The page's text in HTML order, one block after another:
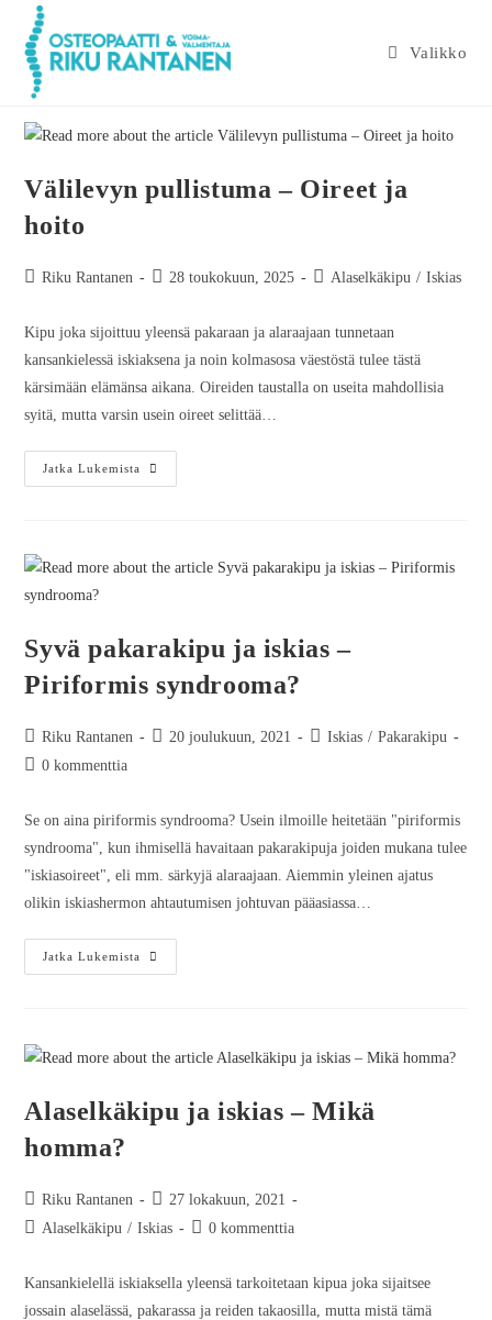
Valikko
Välilevyn pullistuma – Oireet ja
hoito
Riku Rantanen 28 toukokuun, 2025 Alaselkäkipu / Iskias
Kipu joka sijoittuu yleensä pakaraan ja alaraajaan tunnetaan
kansankielessä iskiaksena ja noin kolmasosa väestöstä tulee tästä
kärsimään elämänsa aikana. Oireiden taustalla on useita mahdollisia
syitä, mutta varsin usein oireet selittää…
Jatka Lukemista
Syvä pakarakipu ja iskias –
Piriformis syndrooma?
Riku Rantanen 20 joulukuun, 2021 Iskias / Pakarakipu
0 kommenttia
Se on aina piriformis syndrooma? Usein ilmoille heitetään "piriformis
syndrooma", kun ihmisellä havaitaan pakarakipuja joiden mukana tulee
"iskiasoireet", eli mm. särkyjä alaraajaan. Aiemmin yleinen ajatus
olikin iskiashermon ahtautumisen johtuvan pääasiassa…
Jatka Lukemista
Alaselkäkipu ja iskias – Mikä
homma?
Riku Rantanen
27 lokakuun, 2021
Alaselkäkipu / Iskias 0 kommenttia
Kansankielellä iskiaksella yleensä tarkoitetaan kipua joka sijaitsee
jossain alaselässä, pakarassa ja reiden takaosilla, mutta mistä tämä